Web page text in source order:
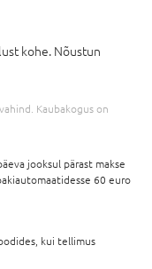
kohe. Nõustun
Kaubakogus on
jooksul pärast makse
60 euro
kui tellimus